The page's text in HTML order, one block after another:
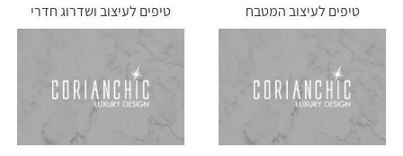
טיפים לעיצוב המטבח
טיפים לעיצוב ושדרוג חדרי
אמבטיה